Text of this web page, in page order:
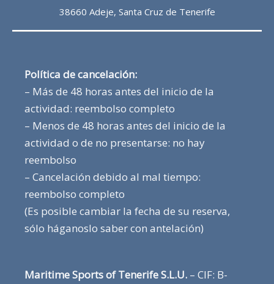
38660 Adeje, Santa Cruz de Tenerife
Política de cancelación:
– Más de 48 horas antes del inicio de la
actividad: reembolso completo
– Menos de 48 horas antes del inicio de la
actividad o de no presentarse: no hay
reembolso
– Cancelación debido al mal tiempo:
reembolso completo
(Es posible cambiar la fecha de su reserva,
sólo háganoslo saber con antelación)
Maritime Sports of Tenerife S.L.U. – CIF: B-